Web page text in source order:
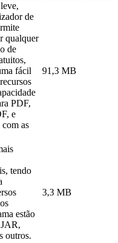
de
qualquer
de
fácil
PDF,
e
as
91,3 MB
tendo
estão
outros.
3,3 MB